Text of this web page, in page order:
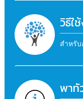
วิธีใ
สำหรั
พาทั